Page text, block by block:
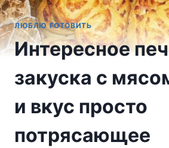
ЛЮБЛЮ ГОТОВИТЬ
Интересное
закуска с
и вкус просто
потрясающее